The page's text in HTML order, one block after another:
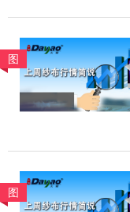
图
图